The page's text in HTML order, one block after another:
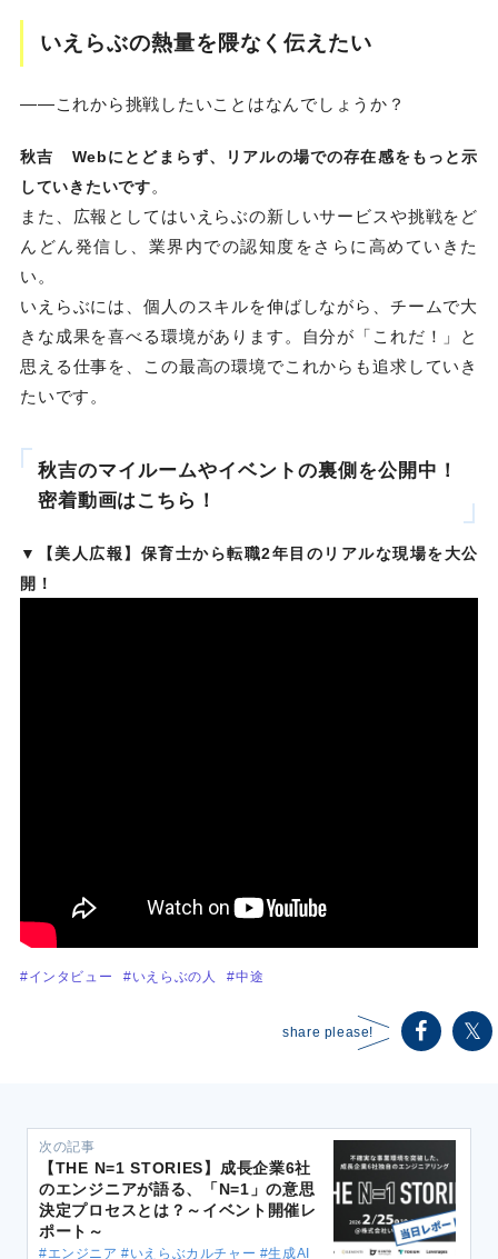
いえらぶの熱量を隈なく伝えたい
――これから挑戦したいことはなんでしょうか？
秋吉
Webにとどまらず、リアルの場での存在感をもっと示
していきたいです。
また、広報としてはいえらぶの新しいサービスや挑戦をど
んどん発信し、業界内での認知度をさらに高めていきた
い。
いえらぶには、個人のスキルを伸ばしながら、チームで大
きな成果を喜べる環境があります。自分が「これだ！」と
思える仕事を、この最高の環境でこれからも追求していき
たいです。
秋吉のマイルームやイベントの裏側を公開中！
密着動画はこちら！
▼【美人広報】保育士から転職2年目のリアルな現場を大公
開！
#インタビュー #いえらぶの人 #中途
share please!
次の記事
【THE N=1 STORIES】成長企業6社
のエンジニアが語る、「N=1」の意思
決定プロセスとは？～イベント開催レ
ポート～
#エンジニア #いえらぶカルチャー #生成AI